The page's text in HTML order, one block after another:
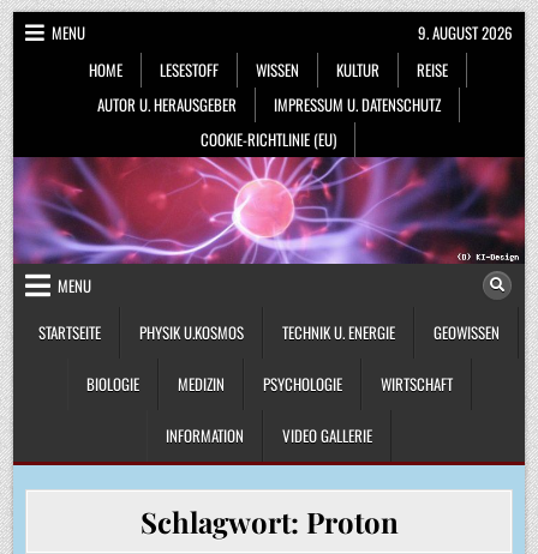
Skip
to
content
MENU
HOME
LESESTOFF WISSEN KULTUR
REISE
AUTOR U. HERAUSGEBER
IMPRESSUM U. DATENSCHUTZ
COOKIE-RICHTLINIE (EU)
9. AUGUST 2026
MENU
STARTSEITE
PHYSIK U.KOSMOS TECHNIK U. ENERGIE GEOWISSEN
BIOLOGIE MEDIZIN PSYCHOLOGIE WIRTSCHAFT
INFORMATION VIDEO GALLERIE
Schlagwort: Proton